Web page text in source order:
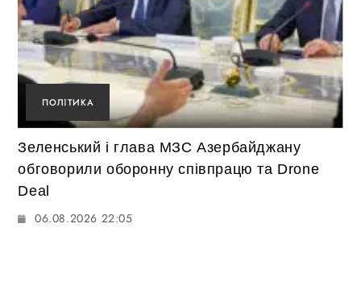
ПОЛІТИКА
Зеленський і глава МЗС Азербайджану
обговорили оборонну співпрацю та Drone
Deal
06.08.2026 22:05